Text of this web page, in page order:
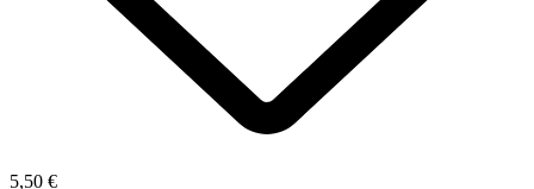
5,50 €